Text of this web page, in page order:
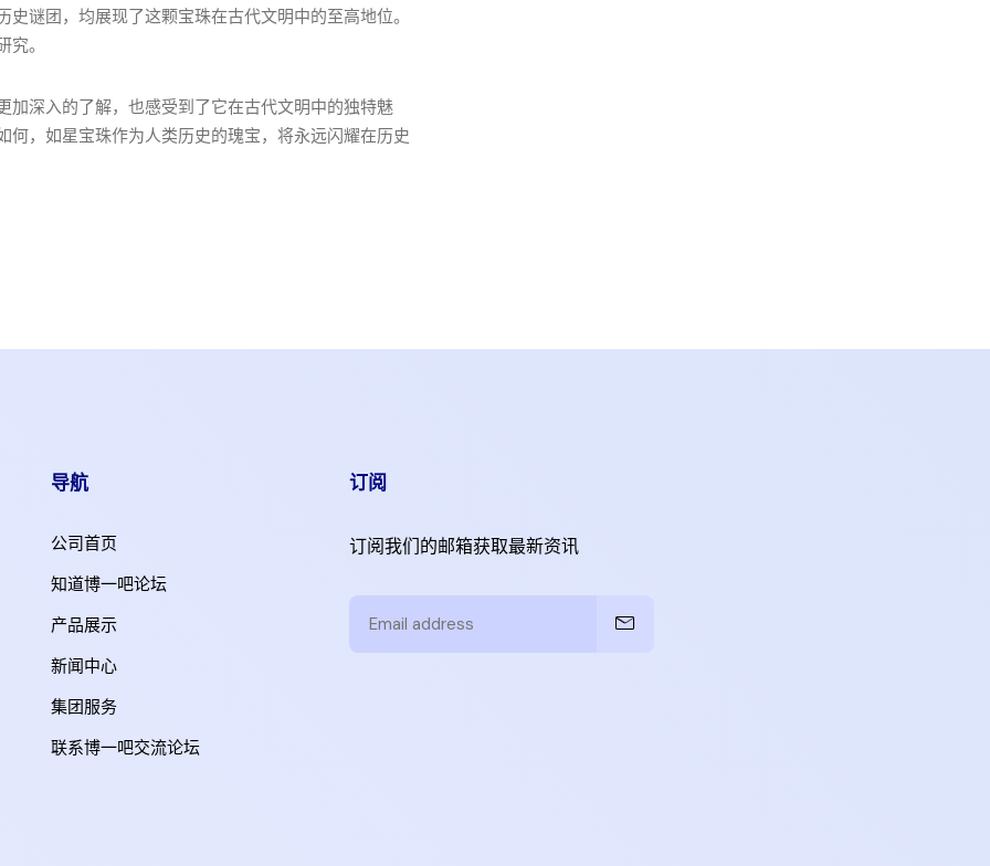
谜团，均展现了这颗宝珠在古代文明中的至高地位。
。
深入的了解，也感受到了它在古代文明中的独特魅
，如星宝珠作为人类历史的瑰宝，将永远闪耀在历史
导航
公司首页
知道博一吧论坛
产品展示
新闻中心
集团服务
联系博一吧交流论坛
订阅
订阅我们的邮箱获取最新资讯